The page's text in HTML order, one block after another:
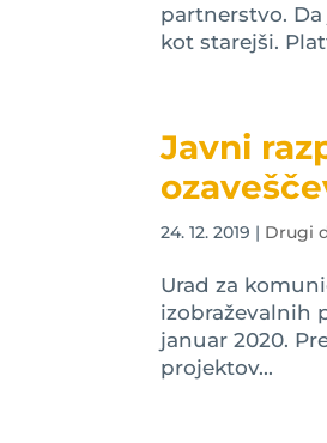
partnerstvo.
kot starejši.
Javni
24. 12. 2019 | Drugi
Urad za
izobraževalnih
januar 2020.
projektov...